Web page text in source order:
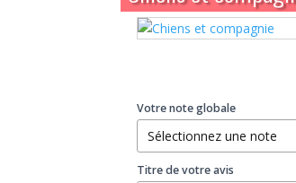
Votre note globale
Titre de votre avis